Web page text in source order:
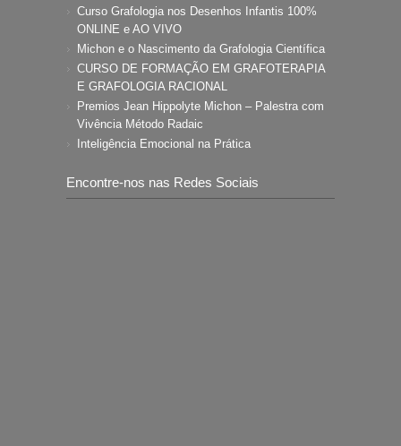
Curso Grafologia nos Desenhos Infantis 100%
ONLINE e AO VIVO
Michon e o Nascimento da Grafologia Científica
CURSO DE FORMAÇÃO EM GRAFOTERAPIA
E GRAFOLOGIA RACIONAL
Premios Jean Hippolyte Michon – Palestra com
Vivência Método Radaic
Inteligência Emocional na Prática
Encontre-nos nas Redes Sociais